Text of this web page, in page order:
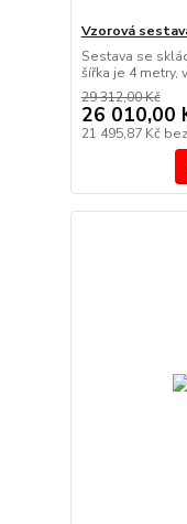
Vzorová
Sestava se
šířka je 4 metry,
29 312,00 Kč
26 010,00
21 495,87 Kč